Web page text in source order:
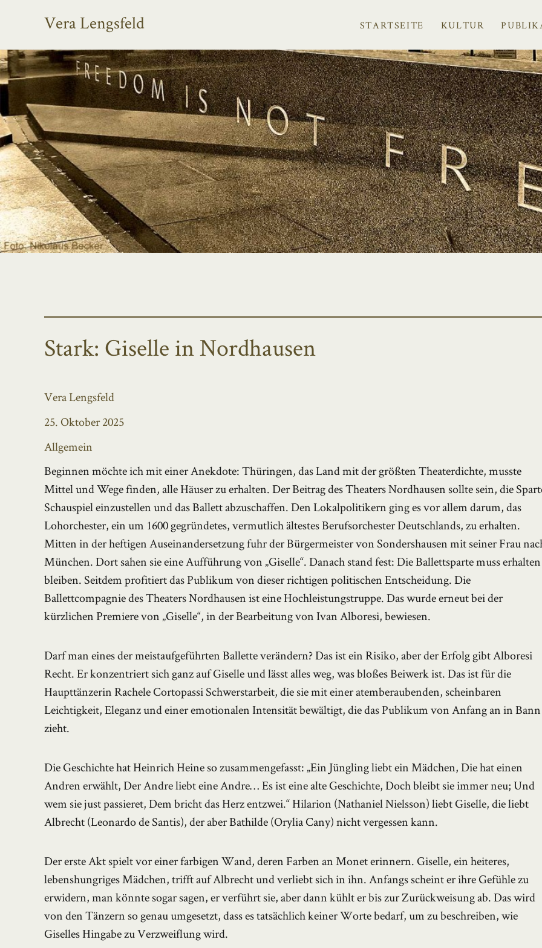
Vera Lengsfeld STARTSEITE KULTUR
Stark: Giselle in Nordhausen
Autor
Vera Lengsfeld
Veröffentlicht
am
25. Oktober 2025
Kategorien
Allgemein
Beginnen möchte ich mit einer Anekdote: Thüringen, das Land mit der größten Theaterdichte, musste
Mittel und Wege finden, alle Häuser zu erhalten. Der Beitrag des Theaters Nordhausen sollte sein, die
Schauspiel einzustellen und das Ballett abzuschaffen. Den Lokalpolitikern ging es vor allem darum, das
Lohorchester, ein um 1600 gegründetes, vermutlich ältestes Berufsorchester Deutschlands, zu erhalten.
Mitten in der heftigen Auseinandersetzung fuhr der Bürgermeister von Sondershausen mit seiner Frau
München. Dort sahen sie eine Aufführung von „Giselle“. Danach stand fest: Die Ballettsparte muss erhalten
bleiben. Seitdem profitiert das Publikum von dieser richtigen politischen Entscheidung. Die
Ballettcompagnie des Theaters Nordhausen ist eine Hochleistungstruppe. Das wurde erneut bei der
kürzlichen Premiere von „Giselle“, in der Bearbeitung von Ivan Alboresi, bewiesen.
Darf man eines der meistaufgeführten Ballette verändern? Das ist ein Risiko, aber der Erfolg gibt Alboresi
Recht. Er konzentriert sich ganz auf Giselle und lässt alles weg, was bloßes Beiwerk ist. Das ist für die
Haupttänzerin Rachele Cortopassi Schwerstarbeit, die sie mit einer atemberaubenden, scheinbaren
Leichtigkeit, Eleganz und einer emotionalen Intensität bewältigt, die das Publikum von Anfang an in Bann
zieht.
Die Geschichte hat Heinrich Heine so zusammengefasst: „Ein Jüngling liebt ein Mädchen, Die hat einen
Andren erwählt, Der Andre liebt eine Andre… Es ist eine alte Geschichte, Doch bleibt sie immer neu; Und
wem sie just passieret, Dem bricht das Herz entzwei.“ Hilarion (Nathaniel Nielsson) liebt Giselle, die liebt
Albrecht (Leonardo de Santis), der aber Bathilde (Orylia Cany) nicht vergessen kann.
Der erste Akt spielt vor einer farbigen Wand, deren Farben an Monet erinnern. Giselle, ein heiteres,
lebenshungriges Mädchen, trifft auf Albrecht und verliebt sich in ihn. Anfangs scheint er ihre Gefühle zu
erwidern, man könnte sogar sagen, er verführt sie, aber dann kühlt er bis zur Zurückweisung ab. Das wird
von den Tänzern so genau umgesetzt, dass es tatsächlich keiner Worte bedarf, um zu beschreiben, wie
Giselles Hingabe zu Verzweiflung wird.